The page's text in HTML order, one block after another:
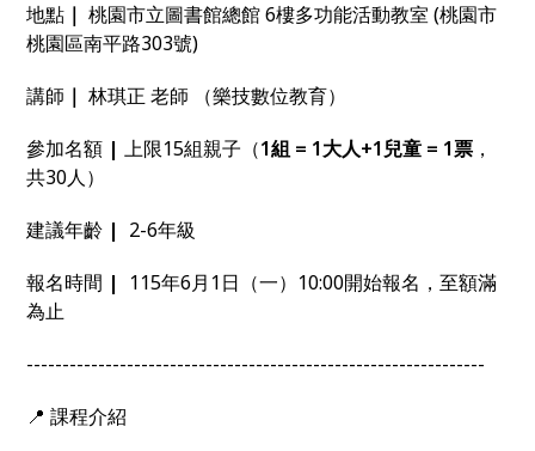
地點 ｜ 桃園市立圖書館總館 6樓多功能活動教室 (桃園市
桃園區南平路303號)
講師 ｜ 林琪正 老師 （樂技數位教育）
參加名額 | 上限15組親子（1組 = 1大人+1兒童 = 1票 ，
共30人）
建議年齡 | 2-6年級
報名時間 | 115年6月1日（一）10:00開始報名，至額滿
為止
----------------------------------------------------------------
📍 課程介紹